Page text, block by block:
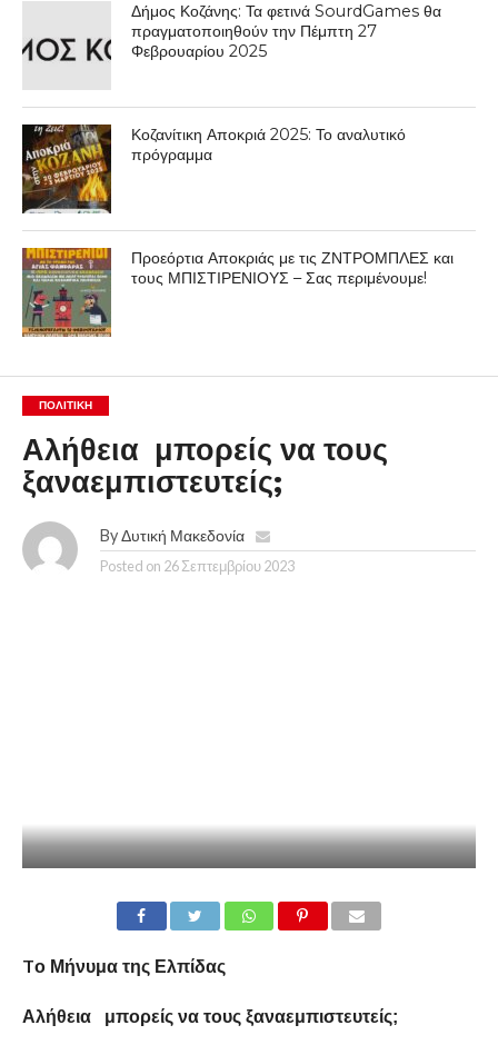
Δήμος Κοζάνης: Τα φετινά SourdGames θα
πραγματοποιηθούν την Πέμπτη 27
Φεβρουαρίου 2025
Κοζανίτικη Αποκριά 2025: Το αναλυτικό
πρόγραμμα
Προεόρτια Αποκριάς με τις ΖΝΤΡΟΜΠΛΕΣ και
τους ΜΠΙΣΤΙΡΕΝΙΟΥΣ – Σας περιμένουμε!
ΠΟΛΙΤΙΚΉ
Αλήθεια μπορείς να τους
ξαναεμπιστευτείς;
By Δυτική Μακεδονία
Posted on 26 Σεπτεμβρίου 2023
To Μήνυμα της Ελπίδας
Αλήθεια μπορείς να τους ξαναεμπιστευτείς;